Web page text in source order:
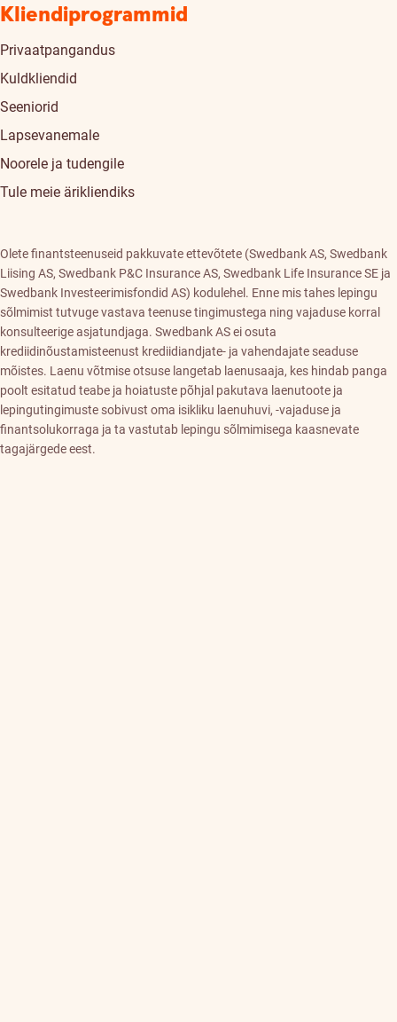
Kliendiprogrammid
Privaatpangandus
Kuldkliendid
Seeniorid
Lapsevanemale
Noorele ja tudengile
Tule meie ärikliendiks
Olete finantsteenuseid pakkuvate ettevõtete (Swedbank AS, Swedbank
Liising AS, Swedbank P&C Insurance AS, Swedbank Life Insurance SE ja
Swedbank Investeerimisfondid AS) kodulehel. Enne mis tahes lepingu
sõlmimist tutvuge vastava teenuse tingimustega ning vajaduse korral
konsulteerige asjatundjaga. Swedbank AS ei osuta
krediidinõustamisteenust krediidiandjate- ja vahendajate seaduse
mõistes. Laenu võtmise otsuse langetab laenusaaja, kes hindab panga
poolt esitatud teabe ja hoiatuste põhjal pakutava laenutoote ja
lepingutingimuste sobivust oma isikliku laenuhuvi, -vajaduse ja
finantsolukorraga ja ta vastutab lepingu sõlmimisega kaasnevate
tagajärgede eest.